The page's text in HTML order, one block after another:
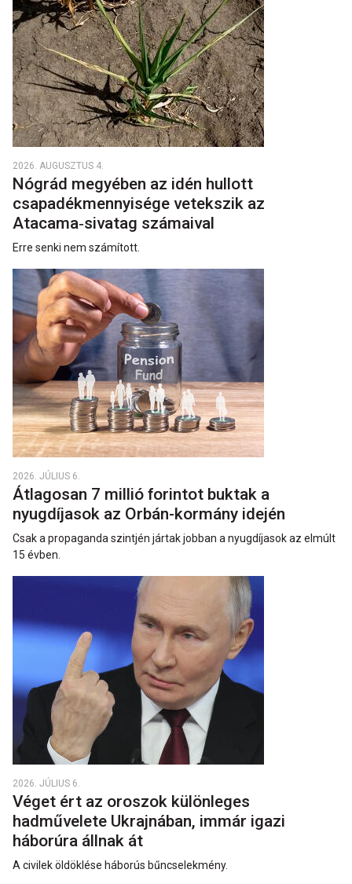
2026. AUGUSZTUS 4.
Nógrád megyében az idén hullott
csapadékmennyisége vetekszik az
Atacama‑sivatag számaival
Erre senki nem számított.
2026. JÚLIUS 6.
Átlagosan 7 millió forintot buktak a
nyugdíjasok az Orbán-kormány idején
Csak a propaganda szintjén jártak jobban a nyugdíjasok az elmúlt
15 évben.
2026. JÚLIUS 6.
Véget ért az oroszok különleges
hadművelete Ukrajnában, immár igazi
háborúra állnak át
A civilek öldöklése háborús bűncselekmény.